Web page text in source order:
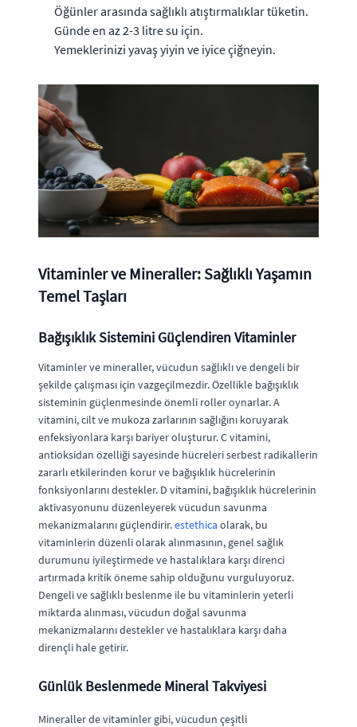
Öğünler arasında sağlıklı atıştırmalıklar tüketin.
Günde en az 2-3 litre su için.
Yemeklerinizi yavaş yiyin ve iyice çiğneyin.
Vitaminler ve Mineraller: Sağlıklı Yaşamın
Temel Taşları
Bağışıklık Sistemini Güçlendiren Vitaminler
Vitaminler ve mineraller, vücudun sağlıklı ve dengeli bir
şekilde çalışması için vazgeçilmezdir. Özellikle bağışıklık
sisteminin güçlenmesinde önemli roller oynarlar. A
vitamini, cilt ve mukoza zarlarının sağlığını koruyarak
enfeksiyonlara karşı bariyer oluşturur. C vitamini,
antioksidan özelliği sayesinde hücreleri serbest radikallerin
zararlı etkilerinden korur ve bağışıklık hücrelerinin
fonksiyonlarını destekler. D vitamini, bağışıklık hücrelerinin
aktivasyonunu düzenleyerek vücudun savunma
mekanizmalarını güçlendirir.estethica olarak, bu
vitaminlerin düzenli olarak alınmasının, genel sağlık
durumunu iyileştirmede ve hastalıklara karşı direnci
artırmada kritik öneme sahip olduğunu vurguluyoruz.
Dengeli ve sağlıklı beslenme ile bu vitaminlerin yeterli
miktarda alınması, vücudun doğal savunma
mekanizmalarını destekler ve hastalıklara karşı daha
dirençli hale getirir.
Günlük Beslenmede Mineral Takviyesi
Mineraller de vitaminler gibi, vücudun çeşitli